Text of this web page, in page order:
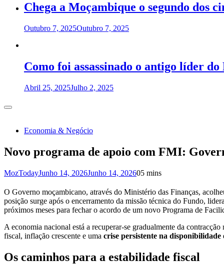
Chega a Moçambique o segundo dos
Outubro 7, 2025Outubro 7, 2025
Como foi assassinado o antigo líder
Abril 25, 2025Julho 2, 2025
Economia & Negócio
Novo programa de apoio com FMI:
MozTodayJunho 14, 2026Junho 14, 202605 mins
O Governo moçambicano, através do Ministério das Finanças,
posição surge após o encerramento da missão técnica do Fundo,
próximos meses para fechar o acordo de um novo Programa de
A economia nacional está a recuperar-se gradualmente da
fiscal, inflação crescente e uma crise persistente na disponibilidade
Os caminhos para a estabilidade fiscal